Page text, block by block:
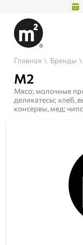
Главная Бренды
М2
Мясо; молочные
деликатесы; хлеб,
консервы, мед;